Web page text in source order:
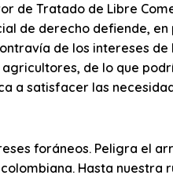
de Tratado de Libre
de derecho defiende,
de los intereses
de lo que
a satisfacer las
foráneos. Peligra el
Hasta nuestra